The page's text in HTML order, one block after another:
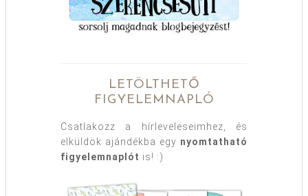
LETÖLTHETŐ
FIGYELEMNAPLÓ
Csatlakozz a hírleveleseimhez, és
elküldök ajándékba egy nyomtatható
figyelemnaplót is! :)